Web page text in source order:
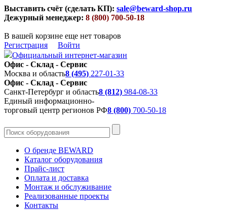
Выставить счёт (сделать КП): sale@beward-shop.ru
Дежурный менеджер: 8 (800) 700-50-18
В вашей корзине еще нет товаров
Регистрация
Войти
Официальный интернет-магазин
Офис - Склад - Сервис
Москва и область8 (495) 227-01-33
Офис - Склад - Сервис
Санкт-Петербург и область8 (812) 984-08-33
Единый информационно-
торговый центр регионов РФ8 (800) 700-50-18
О бренде BEWARD
Каталог оборудования
Прайс-лист
Оплата и доставка
Монтаж и обслуживание
Реализованные проекты
Контакты